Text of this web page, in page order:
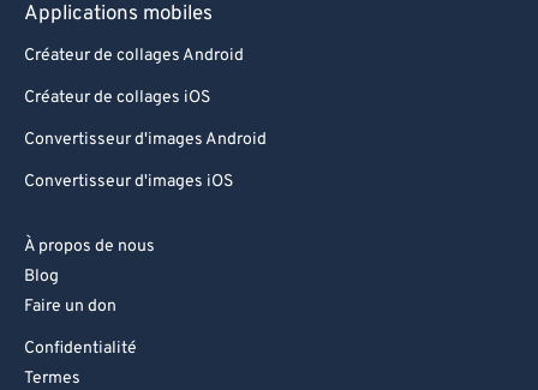
Applications mobiles
Créateur de collages Android
Créateur de collages iOS
Convertisseur d'images Android
Convertisseur d'images iOS
À propos de nous
Blog
Faire un don
Confidentialité
Termes